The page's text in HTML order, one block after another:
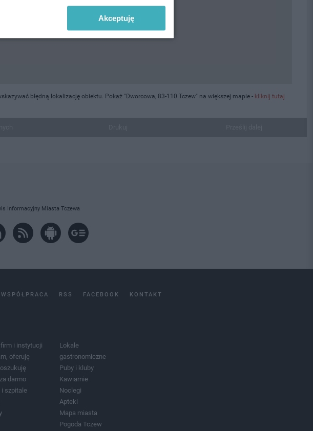
błędną lokalizację obiektu. Pokaż "Dworcowa, 83-110 Tczew" na większej mapie - kliknij tutaj
Informacyjny Miasta Tczewa
WSPÓŁPRACA RSS FACEBOOK KONTAKT
i instytucji
oferuję
darmo
i szpitale
Lokale
gastronomiczne
Puby i kluby
Kawiarnie
Noclegi
Apteki
Mapa miasta
Pogoda Tczew
Akceptuję